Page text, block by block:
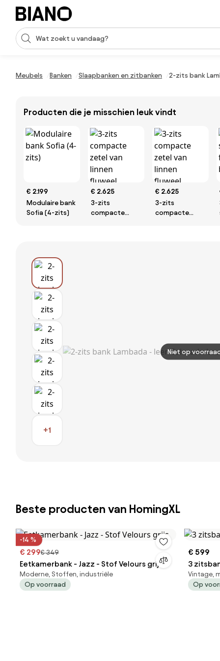
Navigatie overslaan, naar inhoud springen
Zoekopdracht invoeren
Meubels Banken Slaapbanken en zitbanken 2-zits bank
Producten die je misschien leuk vindt
€ 2.199
Modulaire bank
Sofia (4-zits)
€ 2.625
3-zits
compacte
€ 2.625
3-zits
compacte
+1
Niet op
Beste producten van HomingXL
-14 %
€ 299€ 349
Eetkamerbank - Jazz - Stof Velours grijs
Moderne, Stoffen, industriële
Op voorraad
€ 599
3
Vintage,
Op